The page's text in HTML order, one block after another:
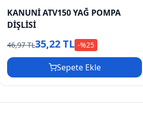
KANUNİ ATV150 YAĞ POMPA
DİŞLİSİ
46,97 TL35,22 TL -%25
Sepete Ekle